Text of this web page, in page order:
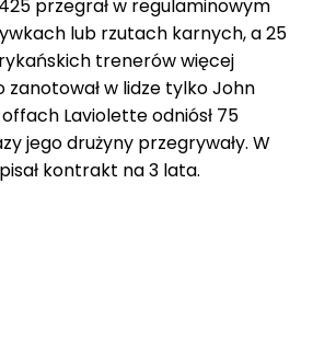
przegrał w regulaminowym
lub rzutach karnych, a 25
trenerów więcej
zanotował w lidze tylko John
Laviolette odniósł 75
jego drużyny przegrywały. W
kontrakt na 3 lata.